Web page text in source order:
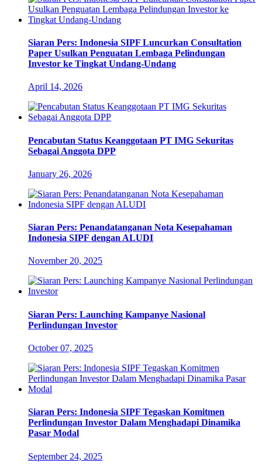
Siaran Pers: Indonesia SIPF Luncurkan Consultation
Paper Usulkan Penguatan Lembaga Pelindungan
Investor ke Tingkat Undang-Undang
April 14, 2026
Pencabutan Status Keanggotaan PT IMG Sekuritas
Sebagai Anggota DPP
January 26, 2026
Siaran Pers: Penandatanganan Nota Kesepahaman
Indonesia SIPF dengan ALUDI
November 20, 2025
Siaran Pers: Launching Kampanye Nasional
Perlindungan Investor
October 07, 2025
Siaran Pers: Indonesia SIPF Tegaskan Komitmen
Perlindungan Investor Dalam Menghadapi Dinamika
Pasar Modal
September 24, 2025